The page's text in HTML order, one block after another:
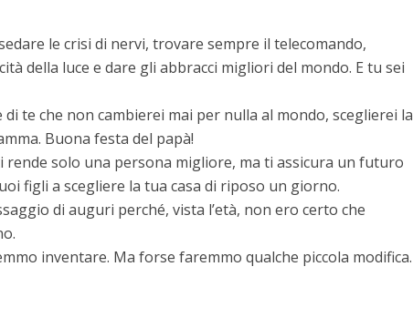
le crisi di nervi, trovare sempre il telecomando,
della luce e dare gli abbracci migliori del mondo. E tu sei
di te che non cambierei mai per nulla al mondo, sceglierei la
Buona festa del papà!
rende solo una persona migliore, ma ti assicura un futuro
figli a scegliere la tua casa di riposo un giorno.
di auguri perché, vista l’età, non ero certo che
inventare. Ma forse faremmo qualche piccola modifica.